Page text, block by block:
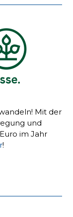
Mit der
und
im Jahr
!